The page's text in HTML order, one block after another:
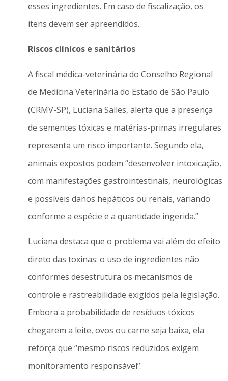
esses ingredientes. Em caso de fiscalização, os
itens devem ser apreendidos.
Riscos clínicos e sanitários
A fiscal médica-veterinária do Conselho Regional
de Medicina Veterinária do Estado de São Paulo
(CRMV-SP), Luciana Salles, alerta que a presença
de sementes tóxicas e matérias-primas irregulares
representa um risco importante. Segundo ela,
animais expostos podem “desenvolver intoxicação,
com manifestações gastrointestinais, neurológicas
e possíveis danos hepáticos ou renais, variando
conforme a espécie e a quantidade ingerida.”
Luciana destaca que o problema vai além do efeito
direto das toxinas: o uso de ingredientes não
conformes desestrutura os mecanismos de
controle e rastreabilidade exigidos pela legislação.
Embora a probabilidade de resíduos tóxicos
chegarem a leite, ovos ou carne seja baixa, ela
reforça que “mesmo riscos reduzidos exigem
monitoramento responsável”.